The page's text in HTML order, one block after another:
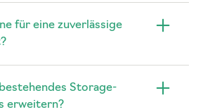
für eine zuverlässige
Storage-
erweitern?